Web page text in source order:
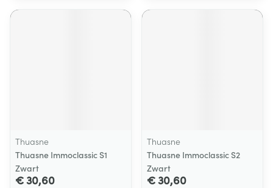
Thuasne
Thuasne Immoclassic S1
Zwart
€ 30,60
Thuasne
Thuasne Immoclassic S2
Zwart
€ 30,60